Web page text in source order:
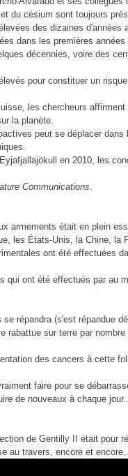
du césium sont toujours
des dizaines d'années
dans les premières
décennies, voire des
pour constituer un
les chercheurs affirment
la planète.
peut se déplacer dans
en 2010, les
Communications.
armements était en plein
les États-Unis, la Chine, la
ont été effectuées
qui ont été effectués par au
répandra (s'est répandue
rabattue sur terre par nombre
des cancers à cette
faire pour se
de nouveaux à chaque
de Gentilly II était pour
au travers, encore et